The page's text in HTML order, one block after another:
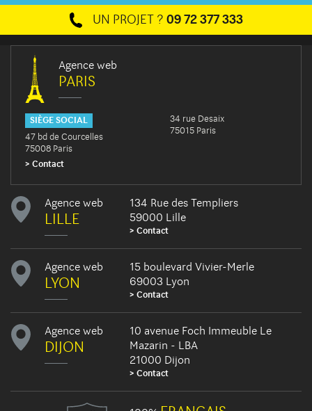
UN PROJET ? 09 72 377 333
Agence web
PARIS
SIÈGE SOCIAL
47 bd de Courcelles
75008 Paris
34 rue Desaix
75015 Paris
Contact
Agence web
LILLE
134 Rue des Templiers
59000 Lille
Contact
Agence web
LYON
15 boulevard Vivier-Merle
69003 Lyon
Contact
Agence web
DIJON
10 avenue Foch Immeuble Le
Mazarin - LBA
21000 Dijon
Contact